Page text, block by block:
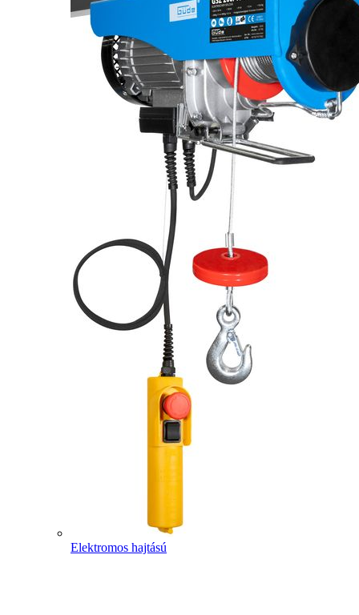
Elektromos hajtású